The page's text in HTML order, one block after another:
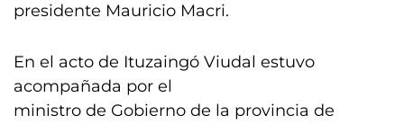
presidente Mauricio Macri.
En el acto de Ituzaingó Viudal estuvo
acompañada por el
ministro de Gobierno de la provincia de